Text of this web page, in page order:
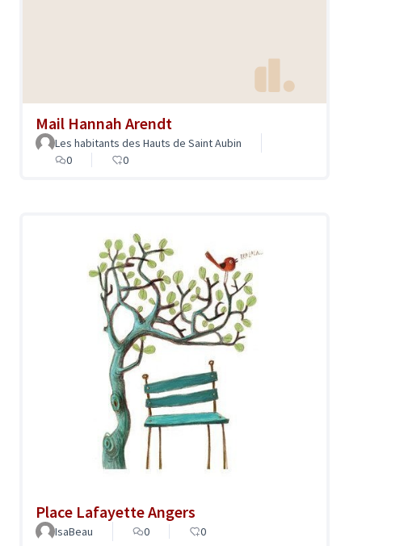
Mail Hannah Arendt
Les habitants des Hauts de Saint Aubin
0
0
Place Lafayette Angers
IsaBeau 0 0